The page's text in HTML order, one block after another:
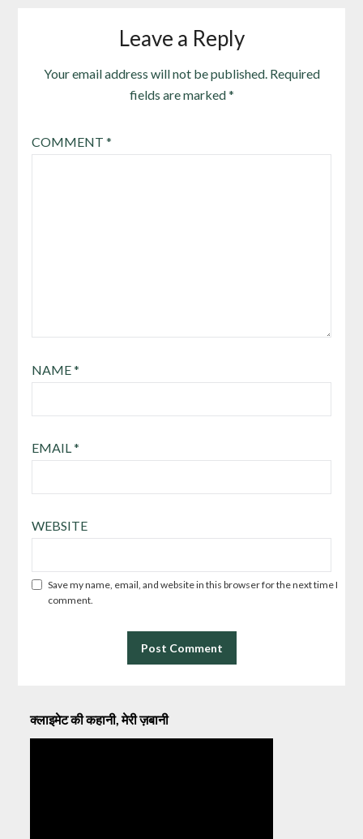
Leave a Reply
Your email address will not be published. Required
fields are marked*
COMMENT *
NAME*
EMAIL*
WEBSITE
Save my name, email, and website in this browser for the next time I
comment.
क्लाइमेट की कहानी, मेरी ज़बानी